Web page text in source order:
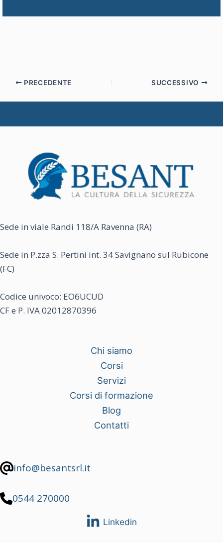
Navigazione
PRECEDENTE SUCCESSIVO
Sede in viale Randi 118/A Ravenna (RA)
Sede in P.zza S. Pertini int. 34 Savignano sul Rubicone
(FC)
Codice univoco: EO6UCUD
CF e P. IVA 02012870396
Chi siamo
Corsi
Servizi
Corsi di formazione
Blog
Contatti
info@besantsrl.it
0544 270000
Linkedin